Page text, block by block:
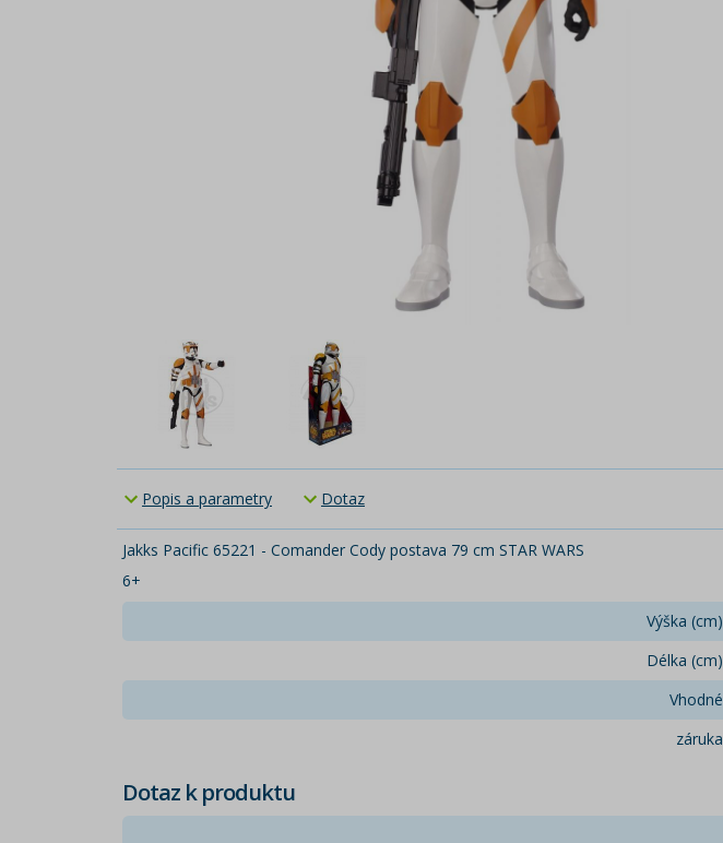
Popis a parametry Dotaz
Jakks Pacific 65221 - Comander Cody postava 79 cm STAR WARS
6+
Výška (cm)
Délka (cm)
Vhodné
záruka
Dotaz k produktu